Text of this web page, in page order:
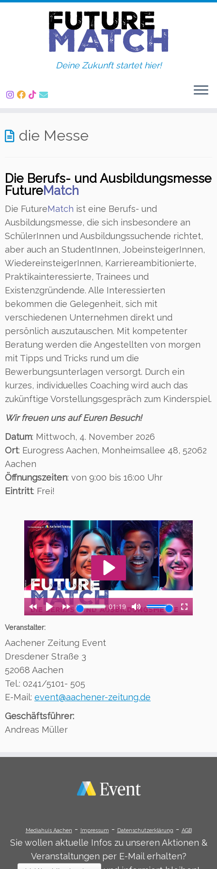
Inhalt
Deine Zukunft startet hier!
die Messe
Die Berufs- und Ausbildungsmesse
FutureMatch
Die FutureMatch ist eine Berufs- und
Ausbildungsmesse, die sich insbesondere an
SchülerInnen und Ausbildungssuchende richtet,
aber auch an StudentInnen, JobeinsteigerInnen,
WiedereinsteigerInnen, Karriereambitionierte,
Praktikainteressierte, Trainees und
Existenzgründende. Alle Interessierten
bekommen die Gelegenheit, sich mit
verschiedenen Unternehmen direkt und
persönlich auszutauschen. Mit kompetenter
Beratung werden die Angestellten von morgen
mit Tipps und Tricks rund um die
Bewerbungsunterlagen versorgt. Durch ein
kurzes, individuelles Coaching wird auch das
zukünftige Vorstellungsgespräch zum Kinderspiel.
Wir freuen uns auf Euren Besuch!
Datum: Mittwoch, 4. November 2026
Ort: Eurogress Aachen, Monheimsallee 48, 52062
Aachen
Öffnungszeiten: von 9:00 bis 16:00 Uhr
Eintritt: Frei!
Veranstalter:
Aachener Zeitung Event
Dresdener Straße 3
52068 Aachen
Tel.: 0241/5101- 505
E-Mail: event@aachener-zeitung.de
Geschäftsführer:
Andreas Müller
Mediahuis Aachen - Impressum - Datenschutzerklärung - AGB
Sie wollen aktuelle Infos zu unseren Aktionen &
Veranstaltungen per E-Mail erhalten?